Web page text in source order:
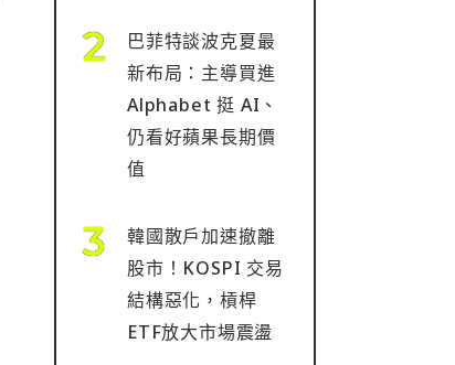
巴菲特談波克夏最
新布局：主導買進
Alphabet 挺 AI、
仍看好蘋果長期價
值
韓國散戶加速撤離
股市！KOSPI 交易
結構惡化，槓桿
ETF放大市場震盪